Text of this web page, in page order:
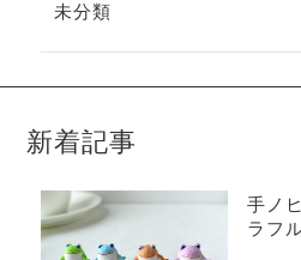
未分類
新着記事
手ノ
ラフ